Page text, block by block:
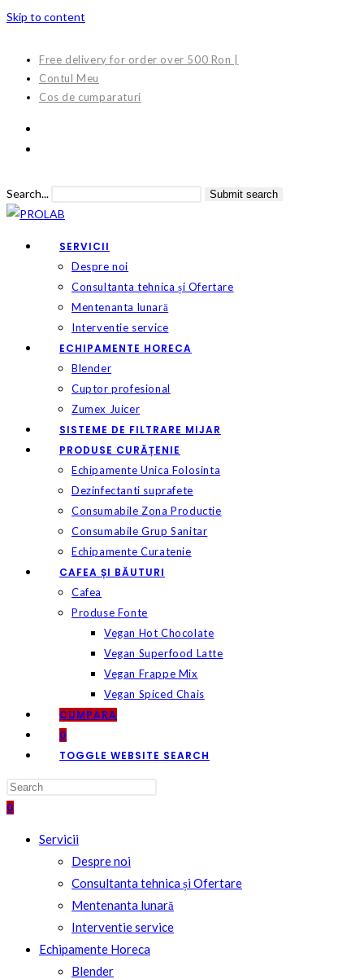
Skip to content
Free delivery for order over 500 Ron |
Contul Meu
Cos de cumparaturi
Search... Submit search
SERVICII
Despre noi
Consultanta tehnica și Ofertare
Mentenanta lunară
Interventie service
ECHIPAMENTE HORECA
Blender
Cuptor profesional
Zumex Juicer
SISTEME DE FILTRARE MIJAR
PRODUSE CURĂȚENIE
Echipamente Unica Folosinta
Dezinfectanti suprafete
Consumabile Zona Productie
Consumabile Grup Sanitar
Echipamente Curatenie
CAFEA ȘI BĂUTURI
Cafea
Produse Fonte
Vegan Hot Chocolate
Vegan Superfood Latte
Vegan Frappe Mix
Vegan Spiced Chais
CUMPARA
0
TOGGLE WEBSITE SEARCH
0
Servicii
Despre noi
Consultanta tehnica și Ofertare
Mentenanta lunară
Interventie service
Echipamente Horeca
Blender